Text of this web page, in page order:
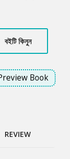
সিক্সগান গুঁজে,
বইটি কিনুন
Book
REVIEW